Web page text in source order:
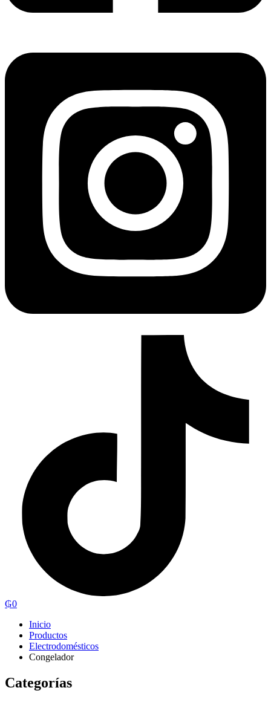
₲0
Inicio
Productos
Electrodomésticos
Congelador
Categorías